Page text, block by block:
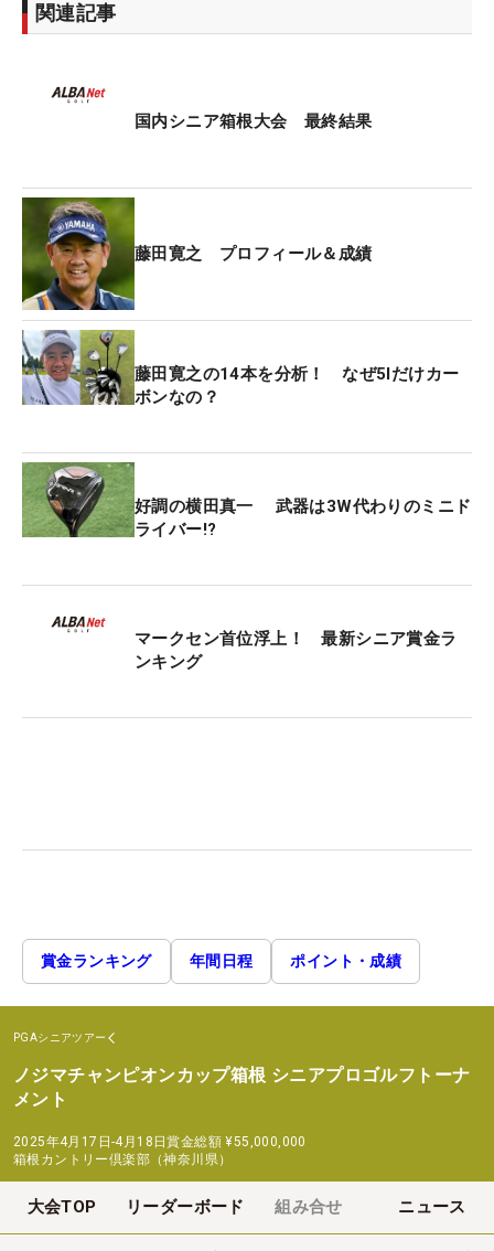
関連記事
国内シニア箱根大会 最終結果
藤田寛之 プロフィール＆成績
藤田寛之の14本を分析！ なぜ5Iだけカー
ボンなの？
好調の横田真一 武器は3W代わりのミニド
ライバー!?
マークセン首位浮上！ 最新シニア賞金ラ
ンキング
賞金ランキング 年間日程 ポイント・成績
PGAシニアツアー
ノジマチャンピオンカップ箱根 シニアプロゴルフトーナ
メント
2025年4月17日-4月18日賞金総額 ¥55,000,000
箱根カントリー倶楽部（神奈川県）
大会TOP リーダーボード 組み合せ ニュース